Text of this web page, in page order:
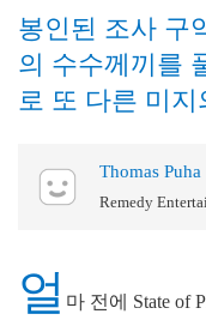
봉인된 조사 구
의 수수께끼를
로 또 다른 미
Thomas Puha
Remedy
얼 마 전에 State of